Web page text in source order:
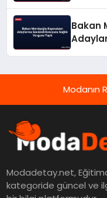
Bakan
Modanın
Modadetay.net,
kategoride güncel ve